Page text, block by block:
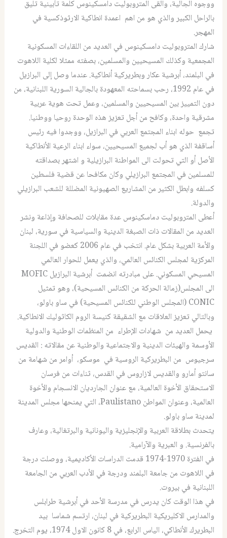
ووجوه الجالية، والقى المتروبوليت دامسكينوس كلمة تأبينية تليق
بالراحل الكبير والذي هو من اهم اعمدة انطاكية الارثوذكسية في
المهجر.
شارك المتروبوليت دامسكينوس في العديد من اللقاءات المسكونية
المجمعية وكذلك المسيحيين والمسلمين، بصفته ممثلا لكلية اللاهوت
في البلمند، أبرشية عكار وبطريركية أنطاكية. عندما وصل إلى البرازيل
في عام 1992، رحب بسماحته المعهودة بالجالية السورية اللبنانية، من
دون التمييز بين المسيحيين والمسلمين، وعمل تحت هوية عربية
مشرقية واحدة، وكافح من أجل تعزيز هذه الوحدة روحيا ووطنيا.
تجمع حوله ابناء المجتمع العربي في البرازيل، ووجدوا فيه رئيس
أساقفة الذي هو أب لجميع المسيحيين، سواء ابناء الرعية الأنطاكية
الأصل أو التي تحولت الى المواطنة البرازيلية و اشتهر بصداقته
للمسلمين في المجتمع البرازيلي وكان مكافحا عن قضية فلسطين
كسلفه وابطل الكثير من المشاريع الصهيونية المضللة للشعب البرازيلي
والدولة.
أعطى المتروبوليت دماسكينوس عدة مقابلات للصحافة وإذاعة ونشر
العديد من المقالات ذات الصبغة الدينية والسياسية في سورية، لبنان
والأمة العربية بشكل عام. انتخب في عام 2006 كعضو في اللجنة
المركزية لمجلس الكنائس العالمي، والذي يعمل للحوار العالمي
المسيحي المسكوني. على مبادرته انضمت أبرشية البرازيل MOFIC
الى المجلس(زمالة الحركة من الكنائس المسيحية)، وهو تمثيل
CONIC (المجلس الوطني للكنائس المسيحية) في ساو باولو،
وبالتالي تعزيز العلاقات مع الشقيقة كنيسة الروم الكاثوليك الانطاكية.
يحمل العديد من شهادات الإطراء من المنظمات الوطنية والدولية
الأوسمة والهيئات الدينية والاجتماعية والوطنية عن مقالاته : القديس
سرجيوس من البطريركية الروسية في موسكو، أوامر من شهامة من
سانتو أمارو والقديس لازاروس في القدس، ثناءات من فرسان
الاستحقاق الأخوة العالمية، مع عنوان الجارديان الانسجام والأخوة
العالمية، وعنوان المواطن Paulistano، التي يمنحها مجلس المدينة
لمدينة ساو باولو.
يتحدث بطلاقة العربية والإنجليزية واليونانية والبرتغالية، وعارف
بالفرنسية. و العبرية والآرامية.
في الفترة 1970-1974 قدمت الدراسات الأكاديمية، ووصلت درجة
في اللاهوت من جامعة البلمند ودرجة في الأدب العربي من الجامعة
اللبنانية في بيروت.
في هذا الوقت كان يدرس في مدرسة الأحد في أبرشية طرابلس
والمدارس الاكليريكية البطريركية في لبنان، ارتسم شماسا بيد
البطريرك الأنطاكي، الياس الرابع، في 8 كانون الاول 1974، يوم التخرج.